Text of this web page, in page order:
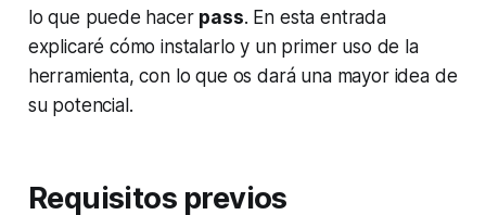
lo que puede hacer pass. En esta entrada
explicaré cómo instalarlo y un primer uso de la
herramienta, con lo que os dará una mayor idea de
su potencial.
Requisitos previos